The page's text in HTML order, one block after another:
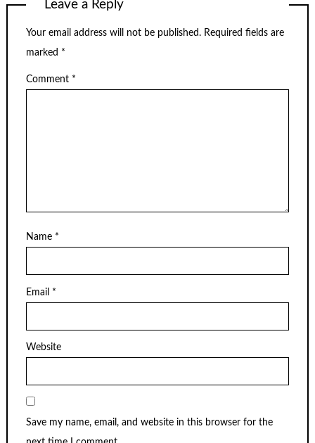
Leave a Reply
Your email address will not be published. Required fields are
marked *
Comment *
Name *
Email *
Website
Save my name, email, and website in this browser for the